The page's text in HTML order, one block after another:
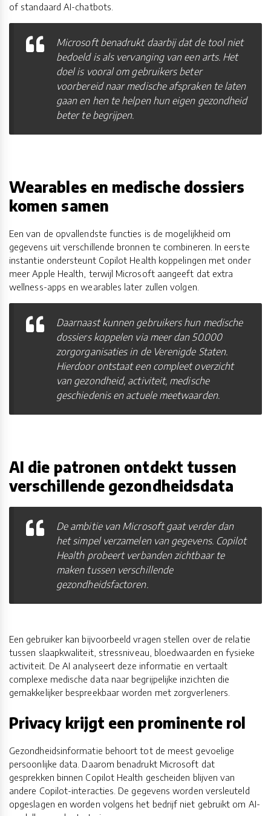
of standaard AI-chatbots.
Microsoft benadrukt daarbij dat de tool niet
bedoeld is als vervanging van een arts. Het
doel is vooral om gebruikers beter
voorbereid naar medische afspraken te laten
gaan en hen te helpen hun eigen gezondheid
beter te begrijpen.
Wearables en medische dossiers
komen samen
Een van de opvallendste functies is de mogelijkheid om
gegevens uit verschillende bronnen te combineren. In eerste
instantie ondersteunt Copilot Health koppelingen met onder
meer Apple Health, terwijl Microsoft aangeeft dat extra
wellness-apps en wearables later zullen volgen.
Daarnaast kunnen gebruikers hun medische
dossiers koppelen via meer dan 50.000
zorgorganisaties in de Verenigde Staten.
Hierdoor ontstaat een compleet overzicht
van gezondheid, activiteit, medische
geschiedenis en actuele meetwaarden.
AI die patronen ontdekt tussen
verschillende gezondheidsdata
De ambitie van Microsoft gaat verder dan
het simpel verzamelen van gegevens. Copilot
Health probeert verbanden zichtbaar te
maken tussen verschillende
gezondheidsfactoren.
Een gebruiker kan bijvoorbeeld vragen stellen over de relatie
tussen slaapkwaliteit, stressniveau, bloedwaarden en fysieke
activiteit. De AI analyseert deze informatie en vertaalt
complexe medische data naar begrijpelijke inzichten die
gemakkelijker bespreekbaar worden met zorgverleners.
Privacy krijgt een prominente rol
Gezondheidsinformatie behoort tot de meest gevoelige
persoonlijke data. Daarom benadrukt Microsoft dat
gesprekken binnen Copilot Health gescheiden blijven van
andere Copilot-interacties. De gegevens worden versleuteld
opgeslagen en worden volgens het bedrijf niet gebruikt om AI-